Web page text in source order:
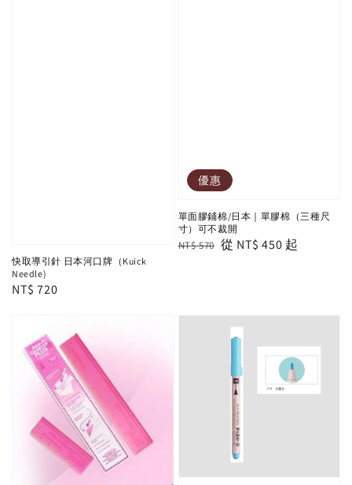
快取導引針 日本河口牌（Kuick
Needle)
Regular
NT$ 720
優惠
單面膠鋪棉/日本｜單膠棉（三種尺
寸）可不裁開
Regular
NT$ 570 Sale
從 NT$ 450 起